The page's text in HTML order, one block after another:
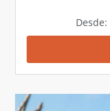
Desde: